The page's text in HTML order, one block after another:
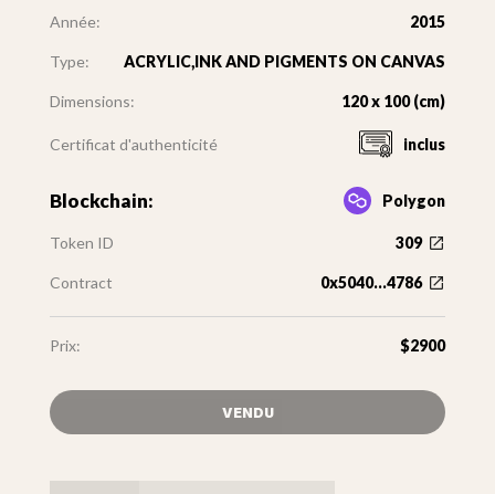
Année: 2015
Type: ACRYLIC,INK AND PIGMENTS ON CANVAS
Dimensions: 120 x 100 (cm)
Certificat d'authenticité inclus
Blockchain: Polygon
Token ID 309
Contract 0x5040...4786
Prix: $2900
VENDU